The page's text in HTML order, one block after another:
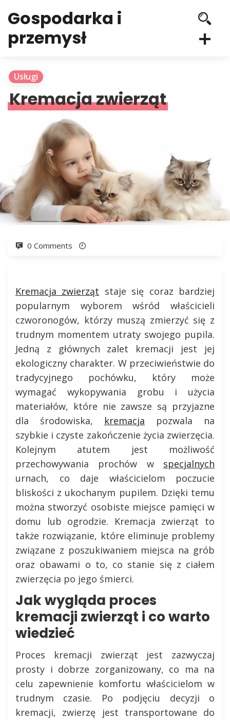
Gospodarka i
przemysł
Usługi
Kremacja zwierząt
0 Comments
Kremacja zwierząt staje się coraz bardziej
popularnym wyborem wśród właścicieli
czworonogów, którzy muszą zmierzyć się z
trudnym momentem utraty swojego pupila.
Jedną z głównych zalet kremacji jest jej
ekologiczny charakter. W przeciwieństwie do
tradycyjnego pochówku, który może
wymagać wykopywania grobu i użycia
materiałów, które nie zawsze są przyjazne
dla środowiska, kremacja pozwala na
szybkie i czyste zakończenie życia zwierzęcia.
Kolejnym atutem jest możliwość
przechowywania prochów w specjalnych
urnach, co daje właścicielom poczucie
bliskości z ukochanym pupilem. Dzięki temu
można stworzyć osobiste miejsce pamięci w
domu lub ogrodzie. Kremacja zwierząt to
także rozwiązanie, które eliminuje problemy
związane z poszukiwaniem miejsca na grób
oraz obawami o to, co stanie się z ciałem
zwierzęcia po jego śmierci.
Jak wygląda proces
kremacji zwierząt i co warto
wiedzieć
Proces kremacji zwierząt jest zazwyczaj
prosty i dobrze zorganizowany, co ma na
celu zapewnienie komfortu właścicielom w
trudnym czasie. Po podjęciu decyzji o
kremacji, zwierzę jest transportowane do